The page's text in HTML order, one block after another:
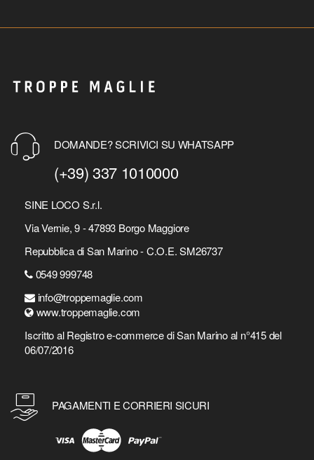
DOMANDE? SCRIVICI SU WHATSAPP
(+39) 337 1010000
SINE LOCO S.r.l.
Via Vernie, 9 - 47893 Borgo Maggiore
Repubblica di San Marino - C.O.E. SM26737
0549 999748
info@troppemaglie.com
www.troppemaglie.com
Iscritto al Registro e-commerce di San Marino al n°415 del
06/07/2016
PAGAMENTI E CORRIERI SICURI